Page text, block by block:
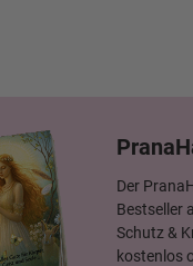
Der
Bestseller
Schutz &
kostenlos